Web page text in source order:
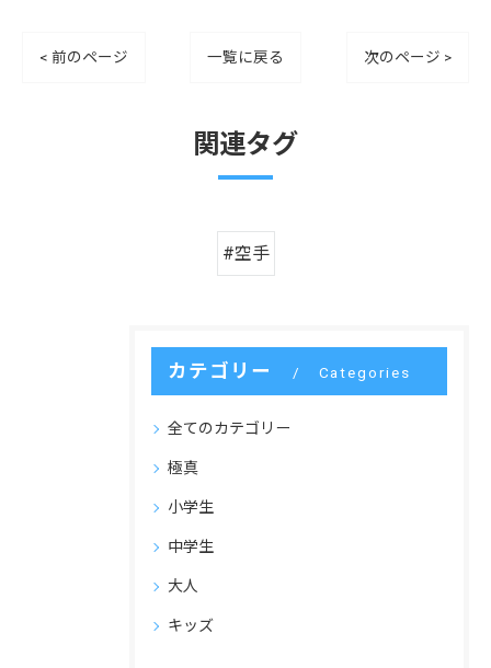
< 前のページ 一覧に戻る 次のページ >
関連タグ
#空手
カテゴリー Categories
全てのカテゴリー
極真
小学生
中学生
大人
キッズ